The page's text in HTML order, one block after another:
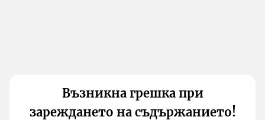
Възникна грешка при
зареждането на съдържанието!